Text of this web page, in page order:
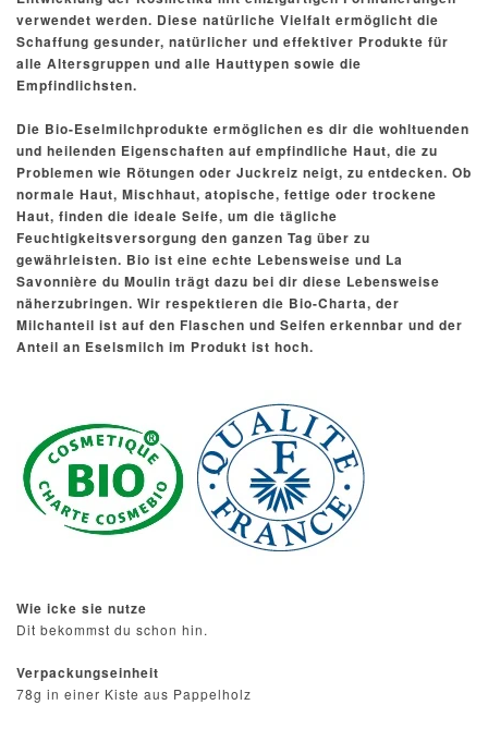
verwendet werden. Diese natürliche Vielfalt ermöglicht die
Schaffung gesunder, natürlicher und effektiver Produkte für
alle Altersgruppen und alle Hauttypen sowie die
Empfindlichsten.
Die Bio-Eselmilchprodukte ermöglichen es dir die wohltuenden
und heilenden Eigenschaften auf empfindliche Haut, die zu
Problemen wie Rötungen oder Juckreiz neigt, zu entdecken. Ob
normale Haut, Mischhaut, atopische, fettige oder trockene
Haut, finden die ideale Seife, um die tägliche
Feuchtigkeitsversorgung den ganzen Tag über zu
gewährleisten. Bio ist eine echte Lebensweise und La
Savonnière du Moulin trägt dazu bei dir diese Lebensweise
näherzubringen. Wir respektieren die Bio-Charta, der
Milchanteil ist auf den Flaschen und Seifen erkennbar und der
Anteil an Eselsmilch im Produkt ist hoch.
Wie icke sie nutze
Dit bekommst du schon hin.
Verpackungseinheit
78g in einer Kiste aus Pappelholz